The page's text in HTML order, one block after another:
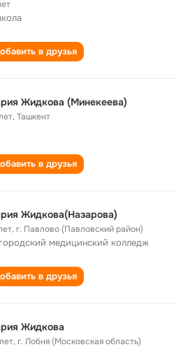
в друзья
Жидкова (Минекеева)
,Ташкент
в друзья
Жидкова(Назарова)
,г. Павлово (Павловский район)
медицинский колледж
в друзья
Жидкова
,г. Лобня (Московская область)